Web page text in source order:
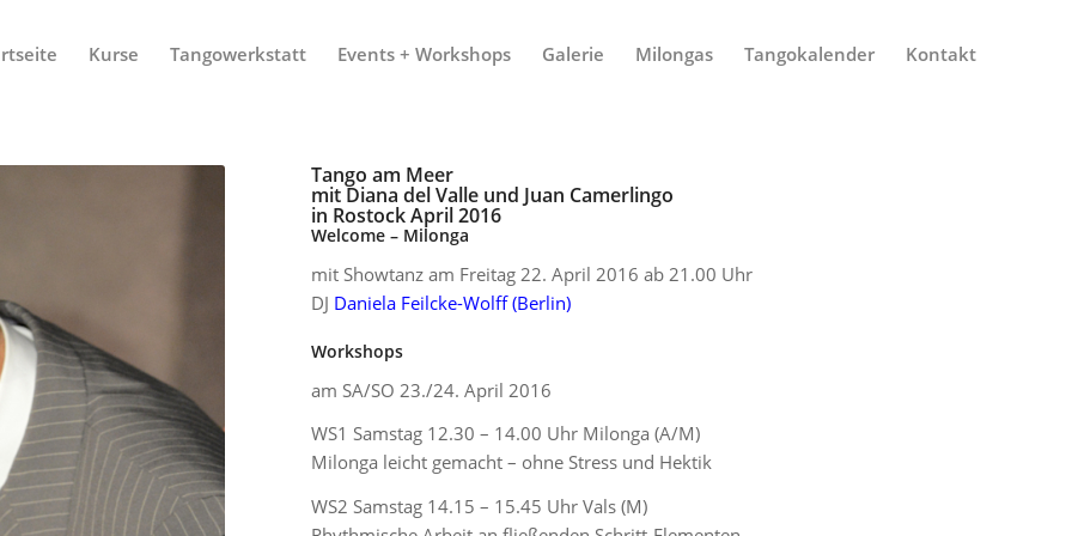
Kurse Tangowerkstatt Events + Workshops Galerie Milongas Tangokalender Kontakt
Tango am Meer
mit Diana del Valle und Juan Camerlingo
in Rostock April 2016
Welcome – Milonga
mit Showtanz am Freitag 22. April 2016 ab 21.00 Uhr
DJ Daniela Feilcke-Wolff (Berlin)
Workshops
am SA/SO 23./24. April 2016
WS1 Samstag 12.30 – 14.00 Uhr Milonga (A/M)
Milonga leicht gemacht – ohne Stress und Hektik
WS2 Samstag 14.15 – 15.45 Uhr Vals (M)